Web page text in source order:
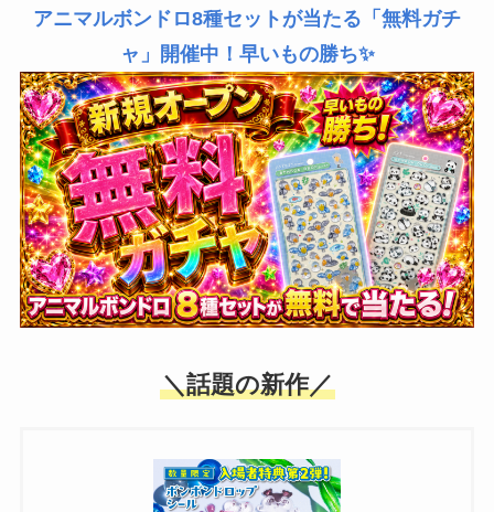
アニマルボンドロ8種セットが当たる「無料ガチ
ャ」開催中！早いもの勝ち✨
＼話題の新作／